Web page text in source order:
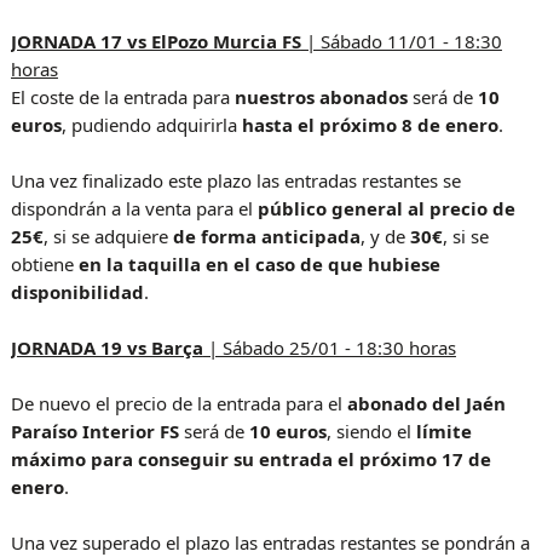
JORNADA 17 vs ElPozo Murcia FS| Sábado 11/01 - 18:30
horas
El coste de la entrada para nuestros abonadosserá de 10
euros, pudiendo adquirirla hasta el próximo 8 de enero.
Una vez finalizado este plazo las entradas restantes se
dispondrán a la venta para el público general al precio de
25€, si se adquiere de forma anticipada, y de 30€, si se
obtiene en la taquilla en el caso de que hubiese
disponibilidad.
JORNADA 19 vs Barça | Sábado 25/01 - 18:30 horas
De nuevo el precio de la entrada para el abonado del Jaén
Paraíso Interior FSserá de 10 euros, siendo el límite
máximo para conseguir su entrada el próximo 17 de
enero.
Una vez superado el plazo las entradas restantes se pondrán a